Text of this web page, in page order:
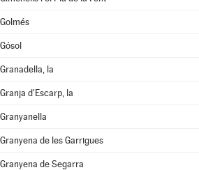
Golmés
Gósol
Granadella, la
Granja d'Escarp, la
Granyanella
Granyena de les Garrigues
Granyena de Segarra